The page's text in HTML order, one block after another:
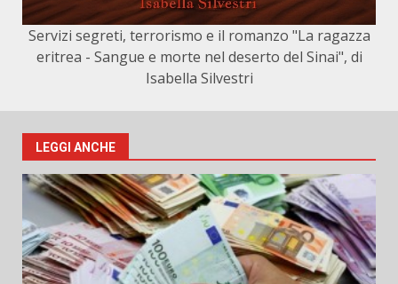
Servizi segreti, terrorismo e il romanzo "La ragazza
eritrea - Sangue e morte nel deserto del Sinai", di
Isabella Silvestri
LEGGI ANCHE